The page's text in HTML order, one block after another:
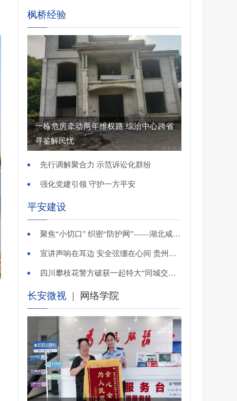
枫桥经验
一栋危房牵动两年维权路 综治中心跨省
寻鉴解民忧
先行调解聚合力 示范诉讼化群纷
强化党建引领 守护一方平安
平安建设
聚焦“小切口” 织密“防护网”——湖北咸安公安开展精准清查行动净化夏夜治安环境
宣讲声响在耳边 安全弦绷在心间 贵州交警深入开展夏季交通安全宣传活动
四川攀枝花警方破获一起特大“同城交友”电信网络诈骗案
长安微视 | 网络学院